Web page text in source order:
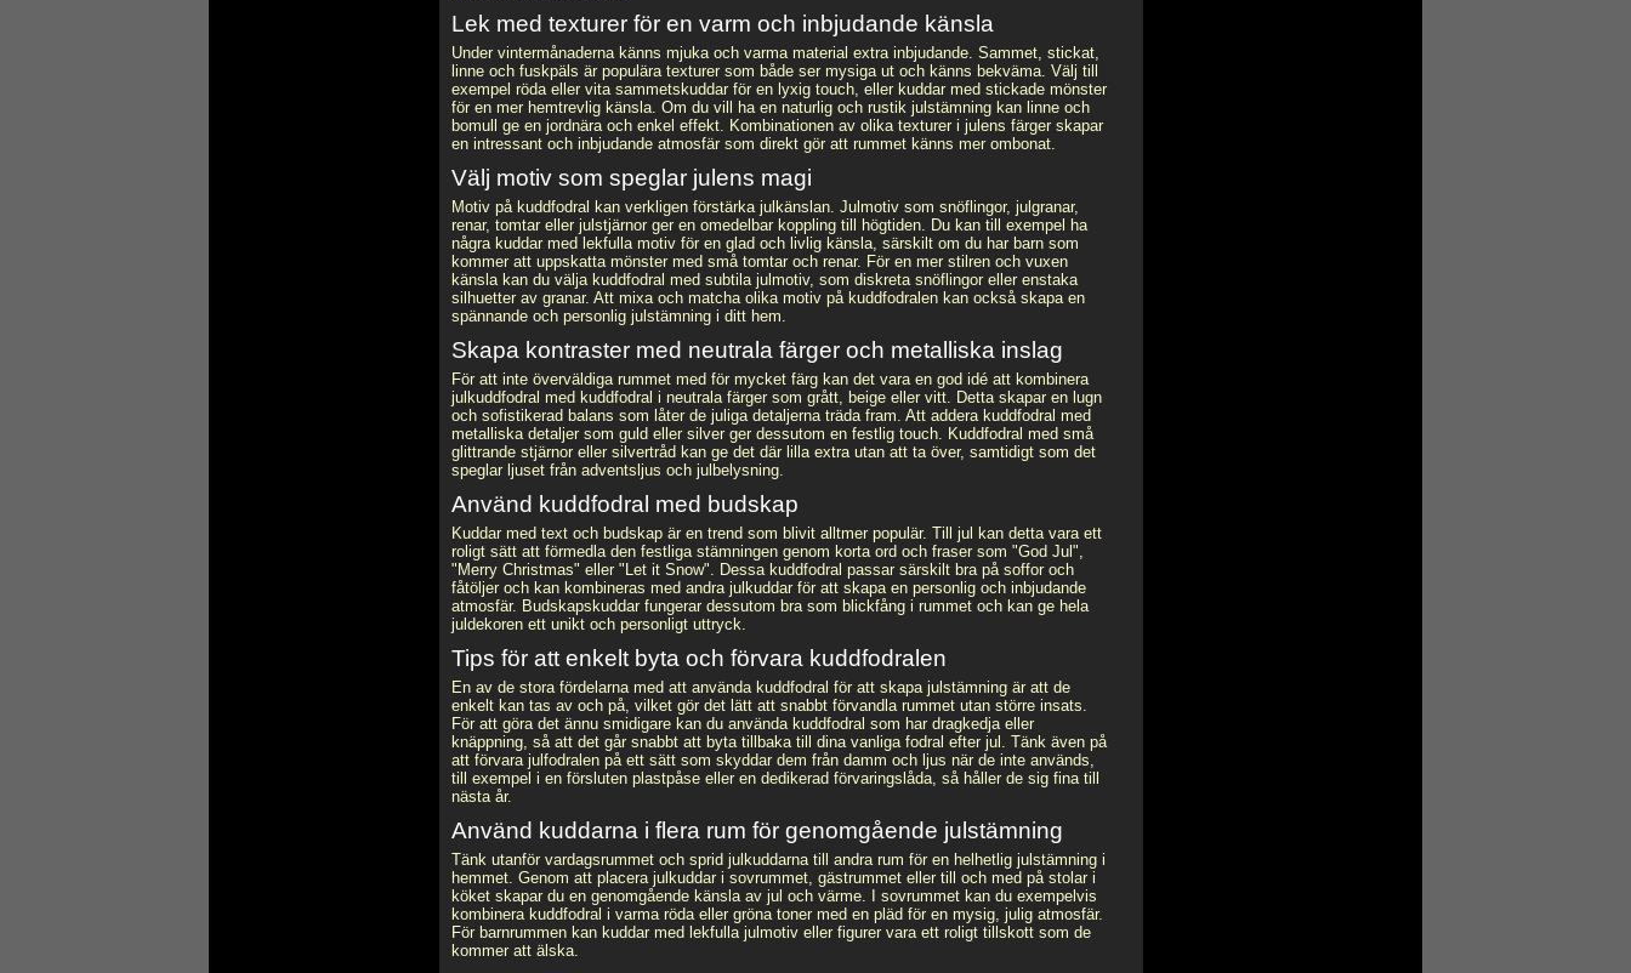
Lek med texturer för en varm och inbjudande känsla
Under vintermånaderna känns mjuka och varma material extra inbjudande. Sammet, stickat,
linne och fuskpäls är populära texturer som både ser mysiga ut och känns bekväma. Välj till
exempel röda eller vita sammetskuddar för en lyxig touch, eller kuddar med stickade mönster
för en mer hemtrevlig känsla. Om du vill ha en naturlig och rustik julstämning kan linne och
bomull ge en jordnära och enkel effekt. Kombinationen av olika texturer i julens färger skapar
en intressant och inbjudande atmosfär som direkt gör att rummet känns mer ombonat.
Välj motiv som speglar julens magi
Motiv på kuddfodral kan verkligen förstärka julkänslan. Julmotiv som snöflingor, julgranar,
renar, tomtar eller julstjärnor ger en omedelbar koppling till högtiden. Du kan till exempel ha
några kuddar med lekfulla motiv för en glad och livlig känsla, särskilt om du har barn som
kommer att uppskatta mönster med små tomtar och renar. För en mer stilren och vuxen
känsla kan du välja kuddfodral med subtila julmotiv, som diskreta snöflingor eller enstaka
silhuetter av granar. Att mixa och matcha olika motiv på kuddfodralen kan också skapa en
spännande och personlig julstämning i ditt hem.
Skapa kontraster med neutrala färger och metalliska inslag
För att inte överväldiga rummet med för mycket färg kan det vara en god idé att kombinera
julkuddfodral med kuddfodral i neutrala färger som grått, beige eller vitt. Detta skapar en lugn
och sofistikerad balans som låter de juliga detaljerna träda fram. Att addera kuddfodral med
metalliska detaljer som guld eller silver ger dessutom en festlig touch. Kuddfodral med små
glittrande stjärnor eller silvertråd kan ge det där lilla extra utan att ta över, samtidigt som det
speglar ljuset från adventsljus och julbelysning.
Använd kuddfodral med budskap
Kuddar med text och budskap är en trend som blivit alltmer populär. Till jul kan detta vara ett
roligt sätt att förmedla den festliga stämningen genom korta ord och fraser som "God Jul",
"Merry Christmas" eller "Let it Snow". Dessa kuddfodral passar särskilt bra på soffor och
fåtöljer och kan kombineras med andra julkuddar för att skapa en personlig och inbjudande
atmosfär. Budskapskuddar fungerar dessutom bra som blickfång i rummet och kan ge hela
juldekoren ett unikt och personligt uttryck.
Tips för att enkelt byta och förvara kuddfodralen
En av de stora fördelarna med att använda kuddfodral för att skapa julstämning är att de
enkelt kan tas av och på, vilket gör det lätt att snabbt förvandla rummet utan större insats.
För att göra det ännu smidigare kan du använda kuddfodral som har dragkedja eller
knäppning, så att det går snabbt att byta tillbaka till dina vanliga fodral efter jul. Tänk även på
att förvara julfodralen på ett sätt som skyddar dem från damm och ljus när de inte används,
till exempel i en försluten plastpåse eller en dedikerad förvaringslåda, så håller de sig fina till
nästa år.
Använd kuddarna i flera rum för genomgående julstämning
Tänk utanför vardagsrummet och sprid julkuddarna till andra rum för en helhetlig julstämning i
hemmet. Genom att placera julkuddar i sovrummet, gästrummet eller till och med på stolar i
köket skapar du en genomgående känsla av jul och värme. I sovrummet kan du exempelvis
kombinera kuddfodral i varma röda eller gröna toner med en pläd för en mysig, julig atmosfär.
För barnrummen kan kuddar med lekfulla julmotiv eller figurer vara ett roligt tillskott som de
kommer att älska.